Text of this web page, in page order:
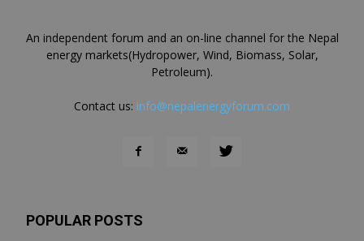
An independent forum and an on-line channel for the Nepal
energy markets(Hydropower, Wind, Biomass, Solar,
Petroleum).
Contact us: info@nepalenergyforum.com
POPULAR POSTS